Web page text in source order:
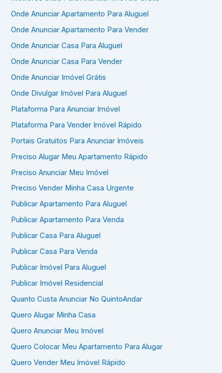
Onde Anunciar Apartamento Para Aluguel
Onde Anunciar Apartamento Para Vender
Onde Anunciar Casa Para Aluguel
Onde Anunciar Casa Para Vender
Onde Anunciar Imóvel Grátis
Onde Divulgar Imóvel Para Aluguel
Plataforma Para Anunciar Imóvel
Plataforma Para Vender Imóvel Rápido
Portais Gratuitos Para Anunciar Imóveis
Preciso Alugar Meu Apartamento Rápido
Preciso Anunciar Meu Imóvel
Preciso Vender Minha Casa Urgente
Publicar Apartamento Para Aluguel
Publicar Apartamento Para Venda
Publicar Casa Para Aluguel
Publicar Casa Para Venda
Publicar Imóvel Para Aluguel
Publicar Imóvel Residencial
Quanto Custa Anunciar No QuintoAndar
Quero Alugar Minha Casa
Quero Anunciar Meu Imóvel
Quero Colocar Meu Apartamento Para Alugar
Quero Vender Meu Imóvel Rápido